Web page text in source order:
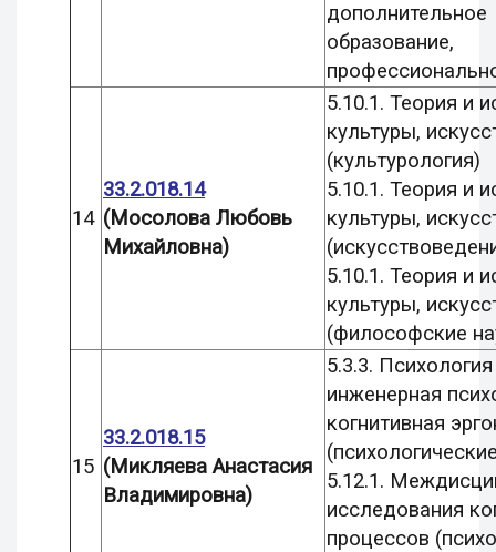
дополнительное
образование,
14
33.2.018.14
(Мосолова Любовь
Михайловна)
5.10.1. Теория и
культуры,
(культурология)
5.10.1. Теория и
культуры,
5.10.1. Теория и
культуры,
(философские
15
33.2.018.15
(Микляева Анастасия
Владимировна)
5.3.3.
инженерная
когнитивная
5.12.1.
исследования
процессов